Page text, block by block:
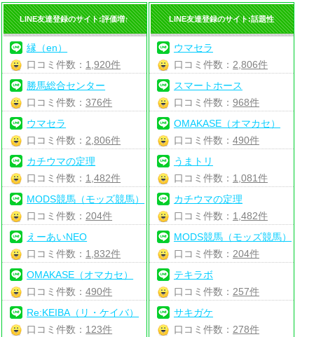
LINE友達登録のサイト:評価増↑
縁（en）
口コミ件数： 1,920件
勝馬総合センター
口コミ件数：376件
ウマセラ
口コミ件数： 2,806件
カチウマの定理
口コミ件数： 1,482件
MODS競馬（モッズ競馬）
口コミ件数： 204件
えーあいNEO
口コミ件数： 1,832件
OMAKASE（オマカセ）
口コミ件数：490件
Re:KEIBA（リ・ケイバ）
口コミ件数： 123件
LINE友達登録のサイト:話題性
ウマセラ
口コミ件数： 2,806件
スマートホース
口コミ件数： 968件
OMAKASE（オマカセ）
口コミ件数： 490件
うまトリ
口コミ件数： 1,081件
カチウマの定理
口コミ件数： 1,482件
MODS競馬（モッズ競馬）
口コミ件数： 204件
テキラボ
口コミ件数： 257件
サキガケ
口コミ件数： 278件